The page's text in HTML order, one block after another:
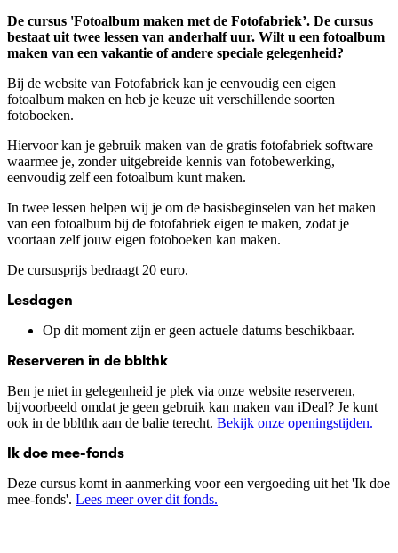
De cursus 'Fotoalbum maken met de Fotofabriek’. De cursus
bestaat uit twee lessen van anderhalf uur. Wilt u een fotoalbum
maken van een vakantie of andere speciale gelegenheid?
Bij de website van Fotofabriek kan je eenvoudig een eigen
fotoalbum maken en heb je keuze uit verschillende soorten
fotoboeken.
Hiervoor kan je gebruik maken van de gratis fotofabriek software
waarmee je, zonder uitgebreide kennis van fotobewerking,
eenvoudig zelf een fotoalbum kunt maken.
In twee lessen helpen wij je om de basisbeginselen van het maken
van een fotoalbum bij de fotofabriek eigen te maken, zodat je
voortaan zelf jouw eigen fotoboeken kan maken.
De cursusprijs bedraagt 20 euro.
Lesdagen
Op dit moment zijn er geen actuele datums beschikbaar.
Reserveren in de bblthk
Ben je niet in gelegenheid je plek via onze website reserveren,
bijvoorbeeld omdat je geen gebruik kan maken van iDeal? Je kunt
ook in de bblthk aan de balie terecht. Bekijk onze openingstijden.
Ik doe mee-fonds
Deze cursus komt in aanmerking voor een vergoeding uit het 'Ik doe
mee-fonds'. Lees meer over dit fonds.